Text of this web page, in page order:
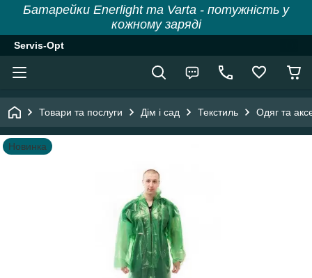
Батарейки Enerlight та Varta - потужність у
кожному заряді
Servis-Opt
Товари та послуги Дім і сад Текстиль Одяг та
Новинка